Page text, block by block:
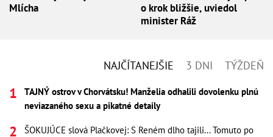
Mlícha
o krok bližšie, uviedol
minister Ráž
NAJČÍTANEJŠIE 3 DNI TÝŽDEŇ
TAJNÝ ostrov v Chorvátsku! Manželia odhalili dovolenku plnú
neviazaného sexu a pikatné detaily
ŠOKUJÚCE slová Plačkovej: S Reném dlho tajili... Tomuto po